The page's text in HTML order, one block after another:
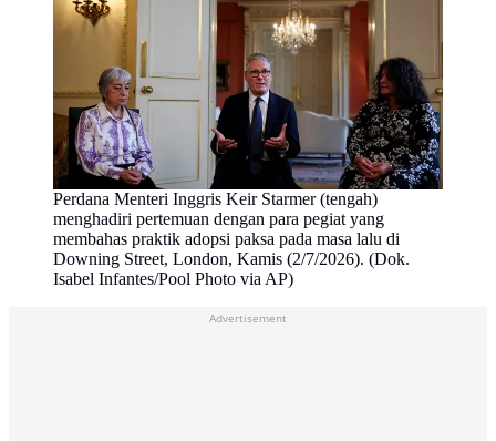
Perdana Menteri Inggris Keir Starmer (tengah)
menghadiri pertemuan dengan para pegiat yang
membahas praktik adopsi paksa pada masa lalu di
Downing Street, London, Kamis (2/7/2026). (Dok.
Isabel Infantes/Pool Photo via AP)
Advertisement